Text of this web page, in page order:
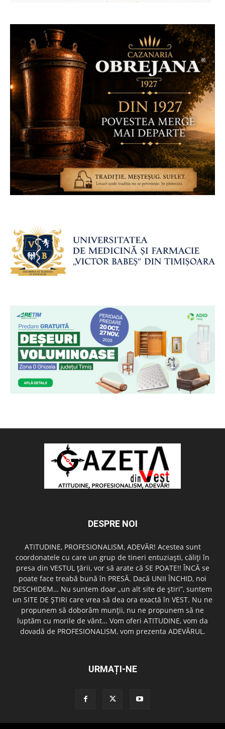
DESPRE NOI
ATITUDINE, PROFESIONALISM, ADEVĂR! Acestea sunt
coordonatele cu care un grup de tineri entuziaşti, căliţi în
presa din VESTUL ţării, vor să arate că SE POATE!! ÎNCĂ se
poate face treabă bună în PRESĂ. Dacă UNII ÎNCHID, noi
DESCHIDEM… Nu suntem doar „un alt site de ştiri”, suntem
un SITE DE ŞTIRI care vrea să dea ora exactă în VEST. Nu ne
propunem să doborâm munţii, nu ne propunem să ne
luptăm cu morile de vânt… Vom oferi ATITUDINE, vom da
dovadă de PROFESIONALISM, vom prezenta ADEVĂRUL.
URMAȚI-NE